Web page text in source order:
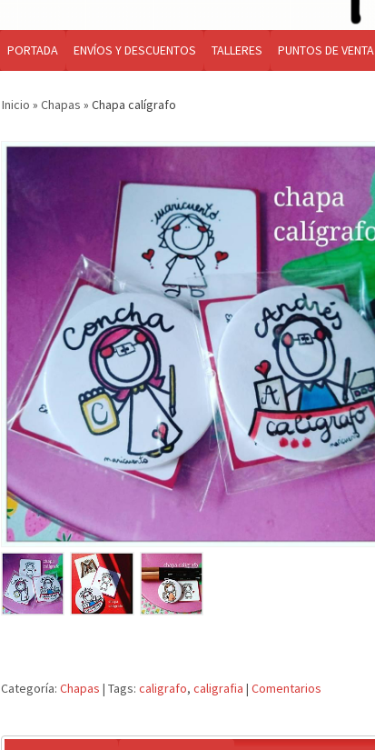
PORTADA ENVÍOS Y DESCUENTOS TALLERES PUNTOS DE VENTA
Inicio » Chapas » Chapa calígrafo
Categoría: Chapas | Tags: caligrafo caligrafia | Comentarios